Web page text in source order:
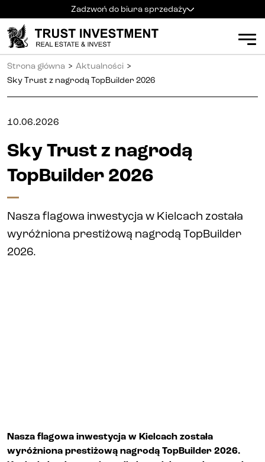
Zadzwoń do biura sprzedaży
Kielce +48 600 900 500
Biuro sprzedaży
sb:9:00 - 14:00
Katowice +48 600 700 713
Gliwice
+48 791 187 887
Mieszkania
Katowice
Częstochowa
Apartamenty inwestycyjne (PRS)
Udogodnienia
Strona główna > Aktualności >
Sky Trust z nagrodą TopBuilder 2026
10.06.2026
Sky Trust z nagrodą
TopBuilder 2026
Nasza flagowa inwestycja w Kielcach została
wyróżniona prestiżową nagrodą TopBuilder
2026.
Nasza flagowa inwestycja w Kielcach została
wyróżniona prestiżową nagrodą TopBuilder 2026.